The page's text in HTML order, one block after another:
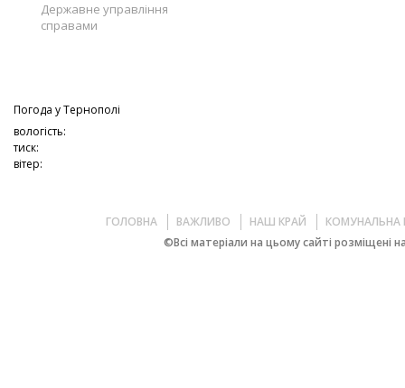
Державне управління
справами
Погода уТернополі
вологість:
тиск:
вітер:
ГОЛОВНА ВАЖЛИВО НАШ КРАЙ
КОМУНАЛЬНА
©Всі матеріали на цьому сайті розміщені